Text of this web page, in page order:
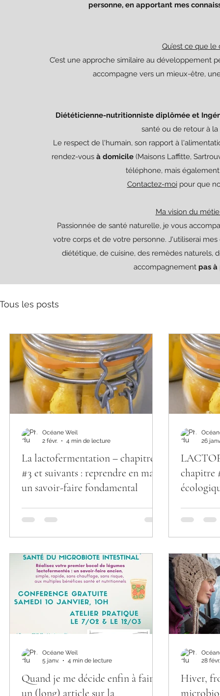
personne, en apportant mes
Qu’est ce que
C’est une approche similaire au développement
accompagne vers un mieux-être,
Diététicienne-nutritionniste diplômée et
santé ou de retour à
Le respect de l'humain, son rapport à
rendez-vous à domicile (Maisons Laffitte,
téléphone, mais
Contactez-moipour que
Ma vision du
Passionnée de santé naturelle, je vous
votre corps et de votre personne. J'utiliserai
diététique, de cuisine, des remèdes naturels,
accompagnement pas
Tous les posts
La lactofermentation – chapitre
#3 et suivants : reprendre en main
un savoir-faire fondamental
Océane Weil
2 févr.
4 min de lecture
chapitre
26
Quand je me décide enfin à faire
un (long) article sur la
Océane Weil
5 janv.
4 min de lecture
Hiver,
28